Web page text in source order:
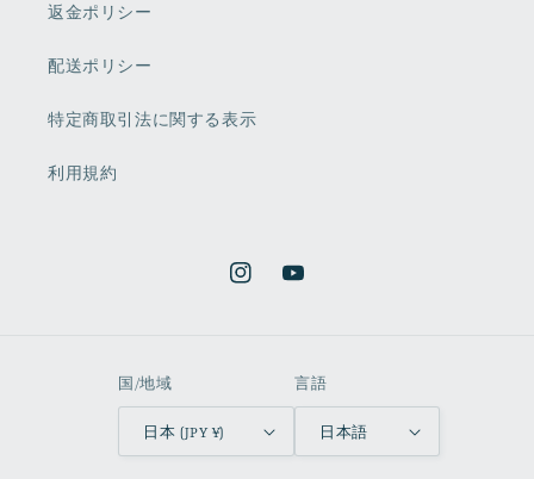
返金ポリシー
配送ポリシー
特定商取引法に関する表示
利用規約
InstagramYouTube
国/地域
日本 (JPY ¥)
言語
日本語